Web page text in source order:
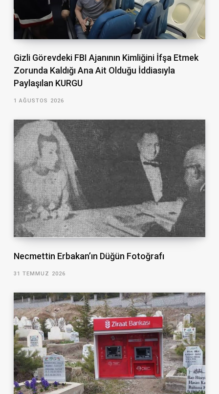
Gizli Görevdeki FBI Ajanının Kimliğini İfşa Etmek
Zorunda Kaldığı Ana Ait Olduğu İddiasıyla
Paylaşılan KURGU
1 AĞUSTOS 2026
Necmettin Erbakan’ın Düğün Fotoğrafı
31 TEMMUZ 2026